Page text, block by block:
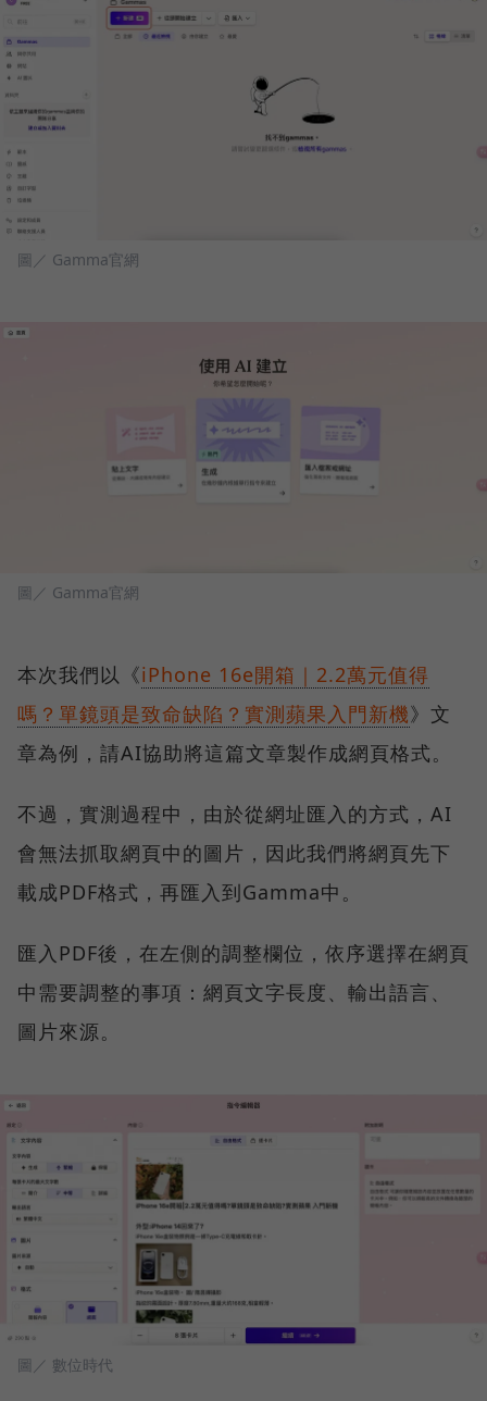
圖／ Gamma官網
圖／ Gamma官網
本次我們以《iPhone 16e開箱｜2.2萬元值得
嗎？單鏡頭是致命缺陷？實測蘋果入門新機》文
章為例，請AI協助將這篇文章製作成網頁格式。
不過，實測過程中，由於從網址匯入的方式，AI
會無法抓取網頁中的圖片，因此我們將網頁先下
載成PDF格式，再匯入到Gamma中。
匯入PDF後，在左側的調整欄位，依序選擇在網頁
中需要調整的事項：網頁文字長度、輸出語言、
圖片來源。
圖／ 數位時代